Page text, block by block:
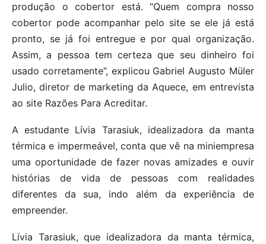
produção o cobertor está. “Quem compra nosso
cobertor pode acompanhar pelo site se ele já está
pronto, se já foi entregue e por qual organização.
Assim, a pessoa tem certeza que seu dinheiro foi
usado corretamente”, explicou Gabriel Augusto Müler
Julio, diretor de marketing da Aquece, em entrevista
ao site Razões Para Acreditar.
A estudante Lívia Tarasiuk, idealizadora da manta
térmica e impermeável, conta que vê na miniempresa
uma oportunidade de fazer novas amizades e ouvir
histórias de vida de pessoas com realidades
diferentes da sua, indo além da experiência de
empreender.
Lívia Tarasiuk, que idealizadora da manta térmica,